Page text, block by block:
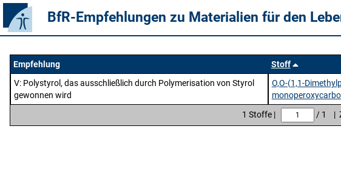
BfR-Empfehlungen zu Materialien für den
Empfehlung Stoff
V: Polystyrol, das ausschließlich durch Polymerisation von Styrol
gewonnen wird
O,O-(1,1-
1 Stoffe | / 1 |